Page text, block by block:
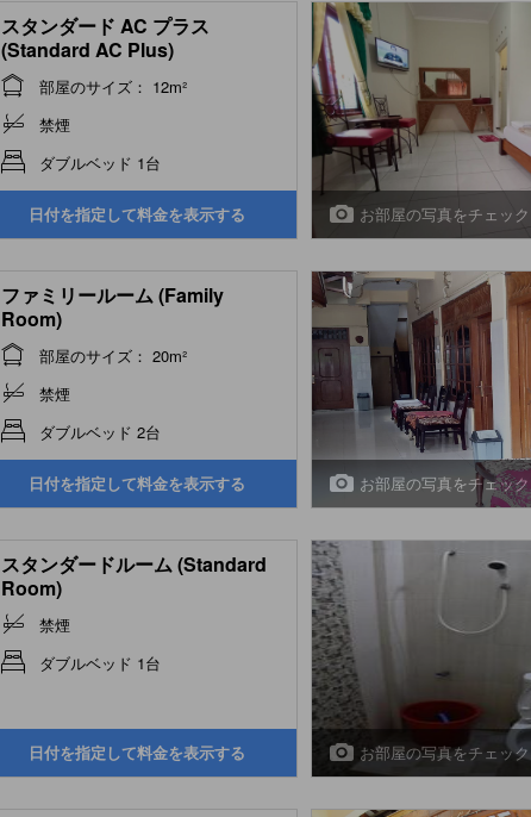
スタンダード AC プラス
(Standard AC Plus)
部屋のサイズ： 12m²
禁煙
ダブルベッド 1台
日付を指定して料金を表示する お部屋の写真をチェック
ファミリールーム (Family
Room)
部屋のサイズ： 20m²
禁煙
ダブルベッド 2台
日付を指定して料金を表示する お部屋の写真をチェック
スタンダードルーム (Standard
Room)
禁煙
ダブルベッド 1台
日付を指定して料金を表示する お部屋の写真をチェック